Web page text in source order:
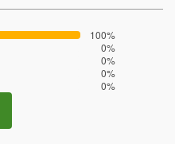
100%
0%
0%
0%
0%